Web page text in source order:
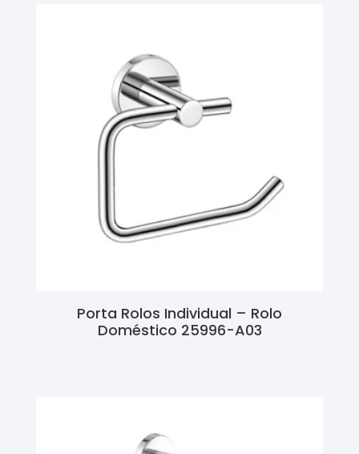
Porta Rolos Individual – Rolo
Doméstico 25996-A03